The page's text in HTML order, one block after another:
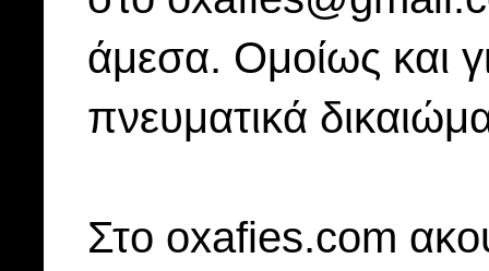
άμεσα. Ομοίως και
πνευματικά
Στo oxafies.com